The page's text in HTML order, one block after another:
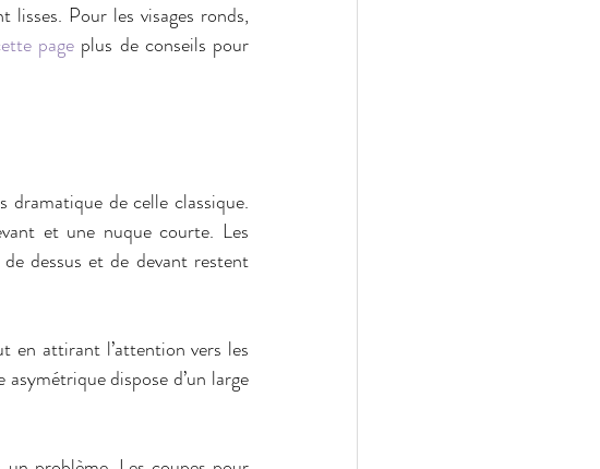
lisses. Pour les visages ronds,
page plus de conseils pour
de celle classique.
et une nuque courte. Les
dessus et de devant restent
en attirant l’attention vers les
dispose d’un large